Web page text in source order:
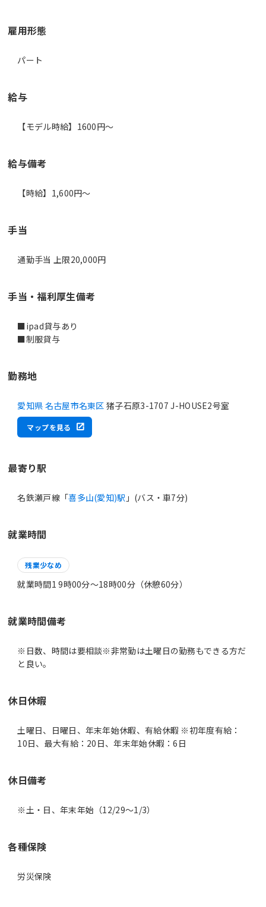
雇用形態
パート
給与
【モデル時給】1600円〜
給与備考
手当
通勤手当 上限20,000円
手当・福利厚生備考
■ipad貸与あり
■制服貸与
勤務地
愛知県 名古屋市名東区 猪子石原3-1707 J-HOUSE2号室
マップを見る
最寄り駅
名鉄瀬戸線「喜多山(愛知)駅 」(バス・車7分)
就業時間
残業少なめ
就業時間1 9時00分〜18時00分（休憩60分）
就業時間備考
※日数、時間は要相談※非常勤は土曜日の勤務もできる方だ
休日休暇
土曜日、日曜日、年末年始休暇、有給休暇 ※初年度有給：
10日、最大有給：20日、年末年始休暇：6日
休日備考
※土・日、年末年始（12/29～1/3）
各種保険
労災保険